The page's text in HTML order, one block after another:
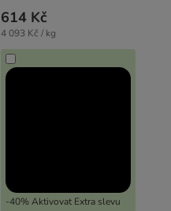
614 Kč
4 093 Kč / kg
-40% Aktivovat Extra slevu